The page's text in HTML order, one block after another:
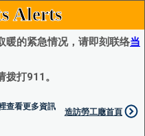
Alerts
暖的紧急情况，请即刻联络当
打911。
查看更多資訊
造訪勞工廰首頁